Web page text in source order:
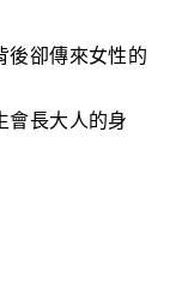
後卻傳來女性的
會長大人的身